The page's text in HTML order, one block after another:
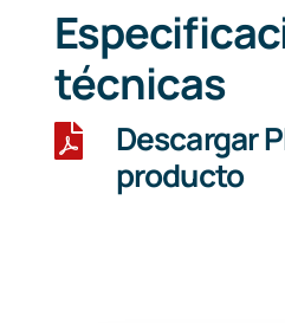
técnicas
Descargar
producto